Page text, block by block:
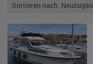
Sortieren nach: